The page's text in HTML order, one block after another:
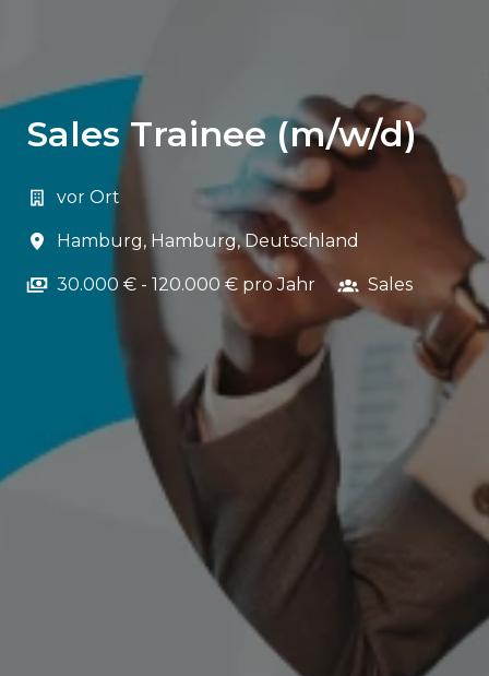
Sales Trainee (m/w/d)
vor Ort
Hamburg, Hamburg, Deutschland
30.000 € - 120.000 € pro Jahr Sales